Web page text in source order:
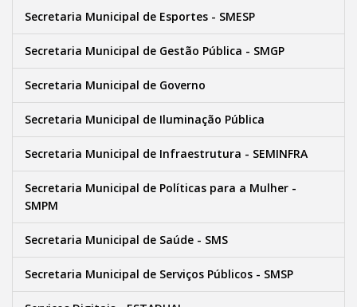
Secretaria Municipal de Esportes - SMESP
Secretaria Municipal de Gestão Pública - SMGP
Secretaria Municipal de Governo
Secretaria Municipal de Iluminação Pública
Secretaria Municipal de Infraestrutura - SEMINFRA
Secretaria Municipal de Políticas para a Mulher -
SMPM
Secretaria Municipal de Saúde - SMS
Secretaria Municipal de Serviços Públicos - SMSP